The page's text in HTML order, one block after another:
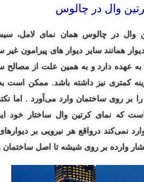
وال در چالوس
وال در چالوس همان نمای لامل،
همانند سایر دیوار های پیرامون
عهده دارد و به همین علت از مصالح
کمتری نیز داشته باشد. ممکن است به
بر روی ساختمان وارد می‌آورد . اما
که نمای کرتین وال ساختار خود
نمی‌کند درواقع هر نیرویی بر
وارده بر روی شیشه تا اصل ساختمان